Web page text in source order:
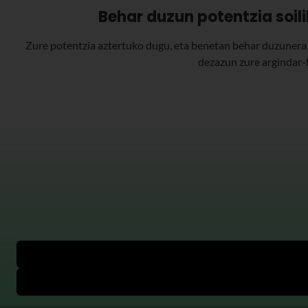
Behar duzun potentzia
Zure potentzia aztertuko dugu, eta benetan behar
dezazun zure